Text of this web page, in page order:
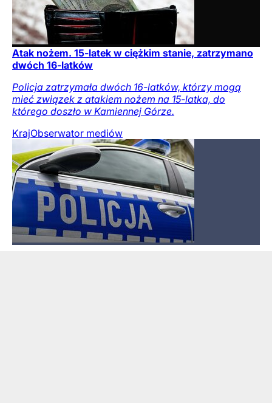
Atak nożem. 15-latek w ciężkim stanie, zatrzymano
dwóch 16-latków
Policja zatrzymała dwóch 16-latków, którzy mogą
mieć związek z atakiem nożem na 15-latka, do
którego doszło w Kamiennej Górze.
KrajObserwator mediów